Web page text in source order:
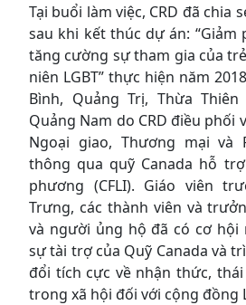
Tại buổi làm việc, CRD đã chia
sau khi kết thúc dự án: “Giảm
tăng cường sự tham gia của
niên LGBT” thực hiện năm
Bình, Quảng Trị, Thừa
Quảng Nam do CRD điều phối
Ngoại giao, Thương mại và
thông qua quỹ Canada hỗ
phương (CFLI). Giáo viên
Trưng, các thành viên và
và người ủng hộ đã có cơ hội
sự tài trợ của Quỹ Canada và
đổi tích cực về nhận thức,
trong xã hội đối với cộng đồng